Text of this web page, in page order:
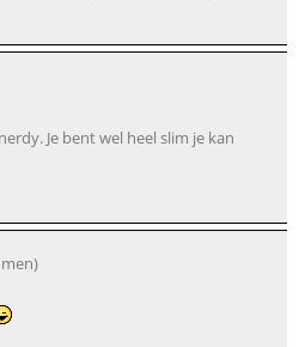
Je bent wel heel slim je kan